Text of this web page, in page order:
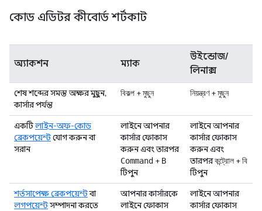
কোড এডিটর কীবোর্ড শর্টকাট
অ্যাকশন ম্যাক
উইন্ডোজ/
লিনাক্স
শেষ শব্দের সমস্ত অক্ষর মুছুন,
কার্সার পর্যন্ত
বিকল্প +মুছুন নিয়ন্ত্রণ+মুছুন
একটিলাইন-অফ-কোড
ব্রেকপয়েন্টযোগ করুন বা
সরান
লাইনে আপনার
কার্সার ফোকাস
করুন এবং তারপর
Command + B
টিপুন
লাইনে আপনার
কার্সার ফোকাস
করুন এবং
তারপরকন্ট্রোল +বি
টিপুন
শর্তসাপেক্ষ ব্রেকপয়েন্টবা
লগপয়েন্টসম্পাদনা করতে
আপনার কার্সারকে
লাইনে ফোকাস
লাইনে আপনার
কার্সার ফোকাস